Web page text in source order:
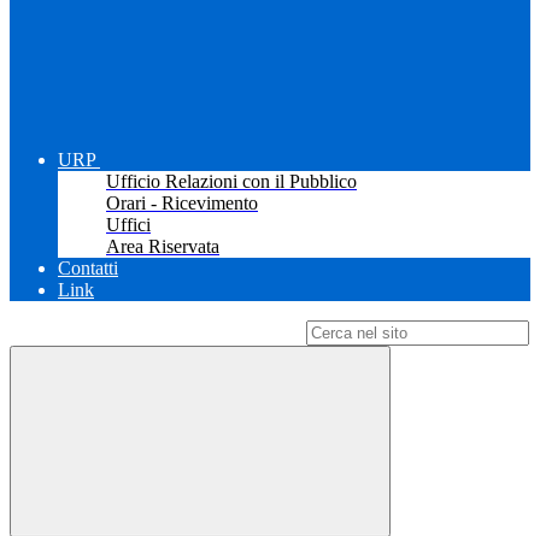
URP
Ufficio Relazioni con il Pubblico
Orari - Ricevimento
Uffici
Area Riservata
Contatti
Link